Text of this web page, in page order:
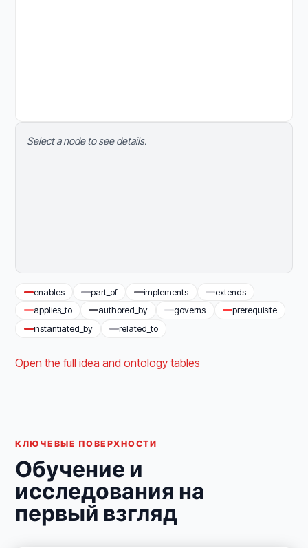
Select a node to see details.
enables part_of implements
extends
applies_to
authored_by governs
prerequisite
instantiated_by
related_to
Open the full idea and ontology tables
КЛЮЧЕВЫЕ ПОВЕРХНОСТИ
Обучение и
исследования на
первый взгляд